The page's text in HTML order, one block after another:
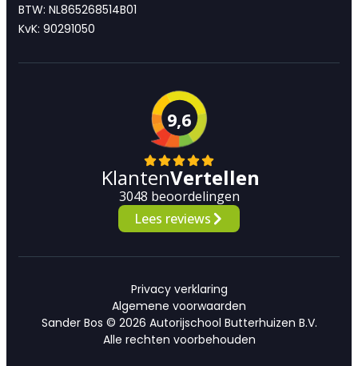
BTW: NL865268514B01
KvK: 90291050
9,6
KlantenVertellen
3048 beoordelingen
Lees reviews
Privacy verklaring
Algemene voorwaarden
Sander Bos © 2026 Autorijschool Butterhuizen B.V.
Alle rechten voorbehouden